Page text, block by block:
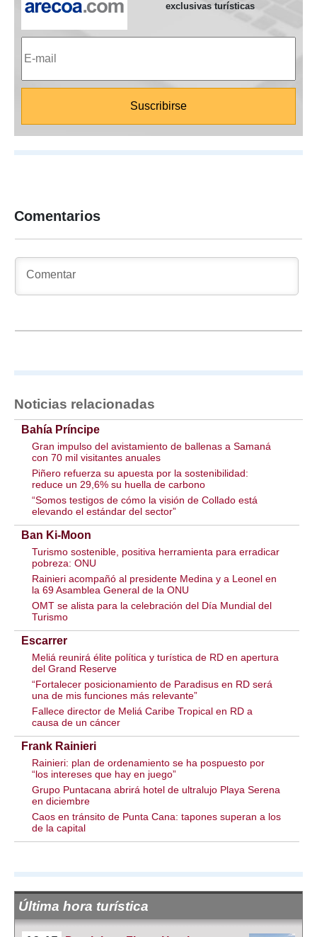
exclusivas turísticas
Comentarios
Noticias relacionadas
Bahía Príncipe
Gran impulso del avistamiento de ballenas a Samaná
con 70 mil visitantes anuales
Piñero refuerza su apuesta por la sostenibilidad:
reduce un 29,6% su huella de carbono
“Somos testigos de cómo la visión de Collado está
elevando el estándar del sector”
Ban Ki-Moon
Turismo sostenible, positiva herramienta para erradicar
pobreza: ONU
Rainieri acompañó al presidente Medina y a Leonel en
la 69 Asamblea General de la ONU
OMT se alista para la celebración del Día Mundial del
Turismo
Escarrer
Meliá reunirá élite política y turística de RD en apertura
del Grand Reserve
“Fortalecer posicionamiento de Paradisus en RD será
una de mis funciones más relevante”
Fallece director de Meliá Caribe Tropical en RD a
causa de un cáncer
Frank Rainieri
Rainieri: plan de ordenamiento se ha pospuesto por
“los intereses que hay en juego”
Grupo Puntacana abrirá hotel de ultralujo Playa Serena
en diciembre
Caos en tránsito de Punta Cana: tapones superan a los
de la capital
Última hora turística